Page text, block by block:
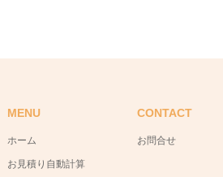
MENU
ホーム
お見積り自動計算
CONTACT
お問合せ